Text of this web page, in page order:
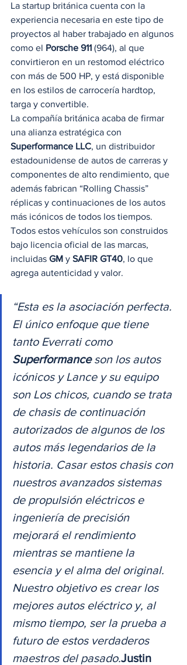
La startup británica cuenta con la
experiencia necesaria en este tipo de
proyectos al haber trabajado en algunos
como el Porsche 911 (964), al que
convirtieron en un restomod eléctrico
con más de 500 HP, y está disponible
en los estilos de carrocería hardtop,
targa y convertible.
La compañía británica acaba de firmar
una alianza estratégica con
Superformance LLC, un distribuidor
estadounidense de autos de carreras y
componentes de alto rendimiento, que
además fabrican “Rolling Chassis”
réplicas y continuaciones de los autos
más icónicos de todos los tiempos.
Todos estos vehículos son construidos
bajo licencia oficial de las marcas,
incluidas GM y SAFIR GT40, lo que
agrega autenticidad y valor.
“Esta es la asociación perfecta.
El único enfoque que tiene
tanto Everrati como
Superformance son los autos
icónicos y Lance y su equipo
son Los chicos, cuando se trata
de chasis de continuación
autorizados de algunos de los
autos más legendarios de la
historia. Casar estos chasis con
nuestros avanzados sistemas
de propulsión eléctricos e
ingeniería de precisión
mejorará el rendimiento
mientras se mantiene la
esencia y el alma del original.
Nuestro objetivo es crear los
mejores autos eléctrico y, al
mismo tiempo, ser la prueba a
futuro de estos verdaderos
maestros del pasado.Justin